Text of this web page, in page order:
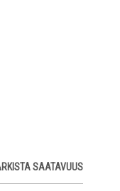
SAATAVUUS